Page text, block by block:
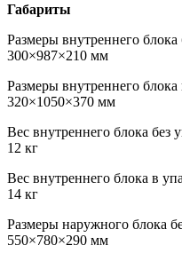
Габариты
Размеры внутреннего
300×987×210 мм
Размеры внутреннего
320×1050×370 мм
Вес внутреннего блока без
12 кг
Вес внутреннего блока в
14 кг
Размеры наружного блока
550×780×290 мм